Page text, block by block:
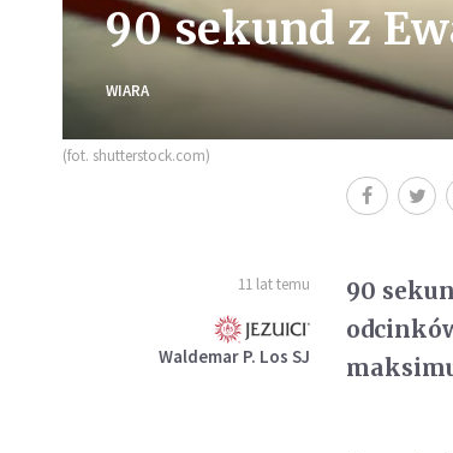
90 sekund z
WIARA
(fot. shutterstock.com)
11 lat temu
Waldemar P. Los SJ
90